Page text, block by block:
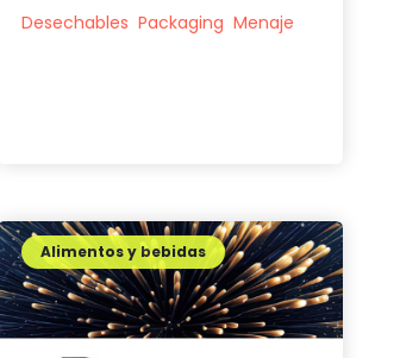
Desechables Packaging Menaje
Alimentos y bebidas